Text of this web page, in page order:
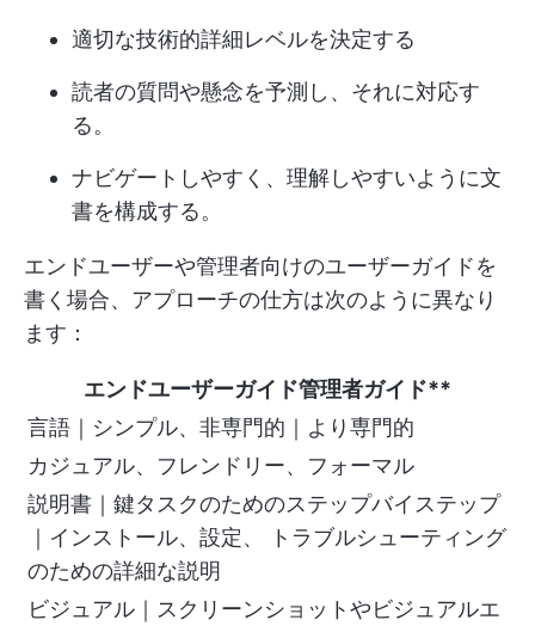
適切な技術的詳細レベルを決定する
読者の質問や懸念を予測し、それに対応す
る。
ナビゲートしやすく、理解しやすいように文
書を構成する。
エンドユーザーや管理者向けのユーザーガイドを
書く場合、アプローチの仕方は次のように異なり
ます：
エンドユーザーガイド管理者ガイド**
言語｜シンプル、非専門的｜より専門的
カジュアル、フレンドリー、フォーマル
説明書｜鍵タスクのためのステップバイステップ
｜インストール、設定、 トラブルシューティング
のための詳細な説明
ビジュアル｜スクリーンショットやビジュアルエ